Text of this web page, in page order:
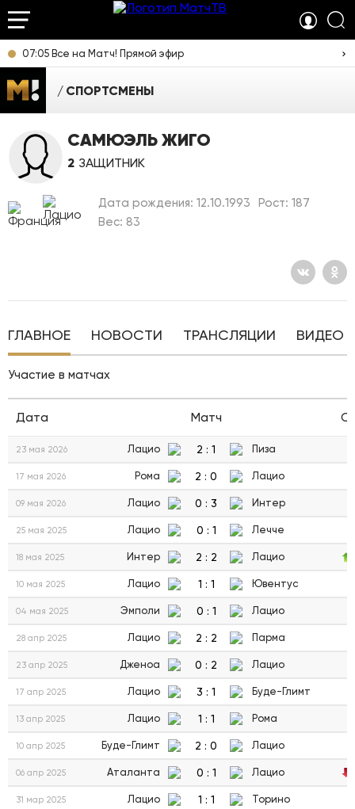
07:05 Все на Матч! Прямой эфир
СПОРТСМЕНЫ
САМЮЭЛЬ ЖИГО
2 ЗАЩИТНИК
Дата рождения: 12.10.1993
Рост: 187
Вес: 83
ГЛАВНОЕ НОВОСТИ ТРАНСЛЯЦИИ ВИДЕО
Участие в матчах
Дата Матч
23 мая 2026 Лацио 2 : 1 Пиза
17 мая 2026 Рома 2 : 0 Лацио
09 мая 2026 Лацио 0 : 3 Интер
25 мая 2025 Лацио 0 : 1 Лечче
18 мая 2025 Интер 2 : 2 Лацио
10 мая 2025 Лацио 1 : 1 Ювентус
04 мая 2025 Эмполи 0 : 1 Лацио
28 апр 2025 Лацио 2 : 2 Парма
23 апр 2025 Дженоа 0 : 2 Лацио
17 апр 2025 Лацио 3 : 1 Буде-Глимт
13 апр 2025 Лацио 1 : 1 Рома
10 апр 2025 Буде-Глимт 2 : 0 Лацио
06 апр 2025 Аталанта 0 : 1 Лацио
31 мар 2025 Лацио 1 : 1 Торино